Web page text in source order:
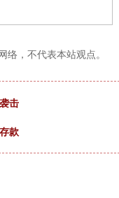
，不代表本站观点。
击
款